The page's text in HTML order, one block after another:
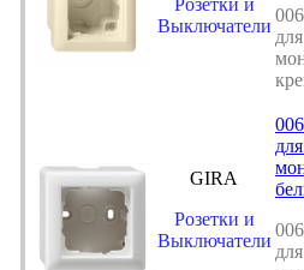
Розетки и
Выключатели
GIRA
Розетки и
Выключатели